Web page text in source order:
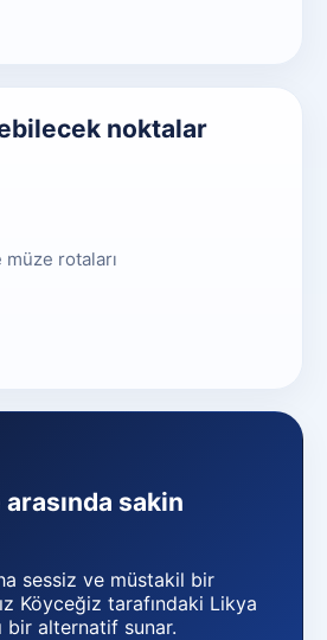
noktalar
rotaları
sakin
sessiz ve müstakil bir
Köyceğiz tarafındaki Likya
bir alternatif sunar.